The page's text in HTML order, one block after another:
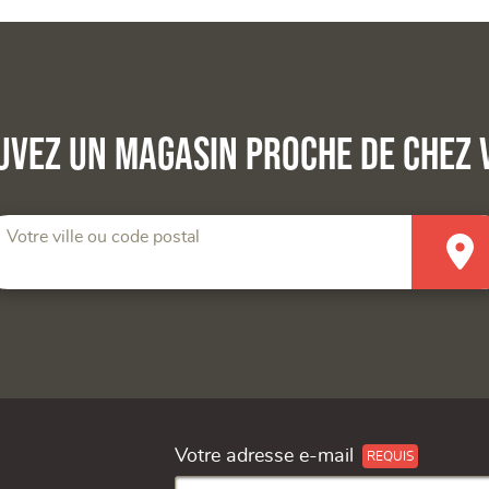
un magasin proche de chez
Votre ville ou code postal
Votre adresse e-mail